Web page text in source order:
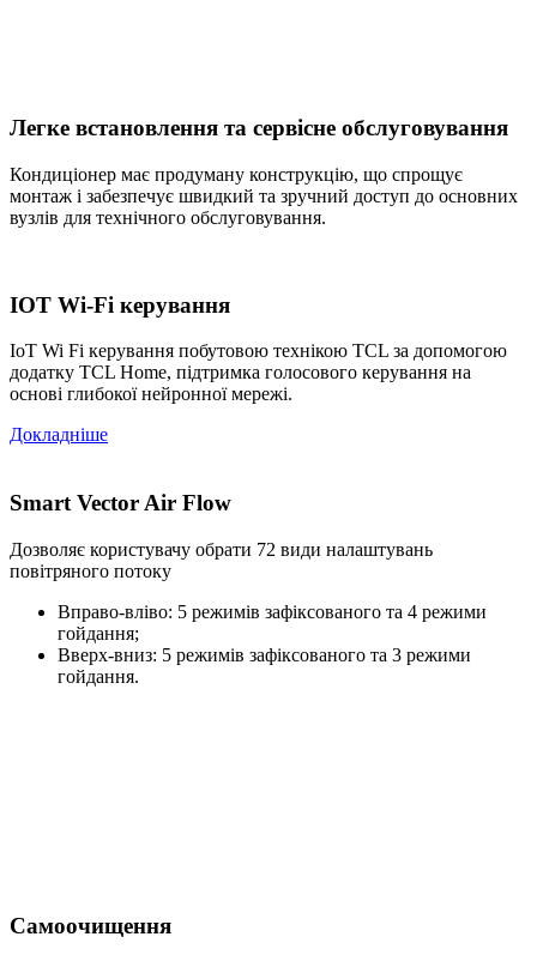
Легке встановлення та сервісне обслуговування
Кондиціонер має продуману конструкцію, що спрощує
монтаж і забезпечує швидкий та зручний доступ до основних
вузлів для технічного обслуговування.
IOT Wi-Fi керування
IoT Wi Fi керування побутовою технікою TCL за допомогою
додатку TCL Home, підтримка голосового керування на
основі глибокої нейронної мережі.
Докладніше
Smart Vector Air Flow
Дозволяє користувачу обрати 72 види налаштувань
повітряного потоку
Вправо-вліво: 5 режимів зафіксованого та 4 режими
гойдання;
Вверх-вниз: 5 режимів зафіксованого та 3 режими
гойдання.
Самоочищення